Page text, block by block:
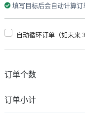
填写目标后会自动计算订
自动循环订单（如未来
订单个数
订单小计